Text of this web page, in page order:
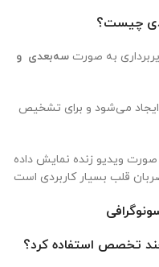
چیست؟
به صورت سه‌بعدی و
ایجاد می‌شود و برای تشخیص
ویدیو زنده نمایش داده
قلب بسیار کاربردی است
تخصص استفاده کرد؟